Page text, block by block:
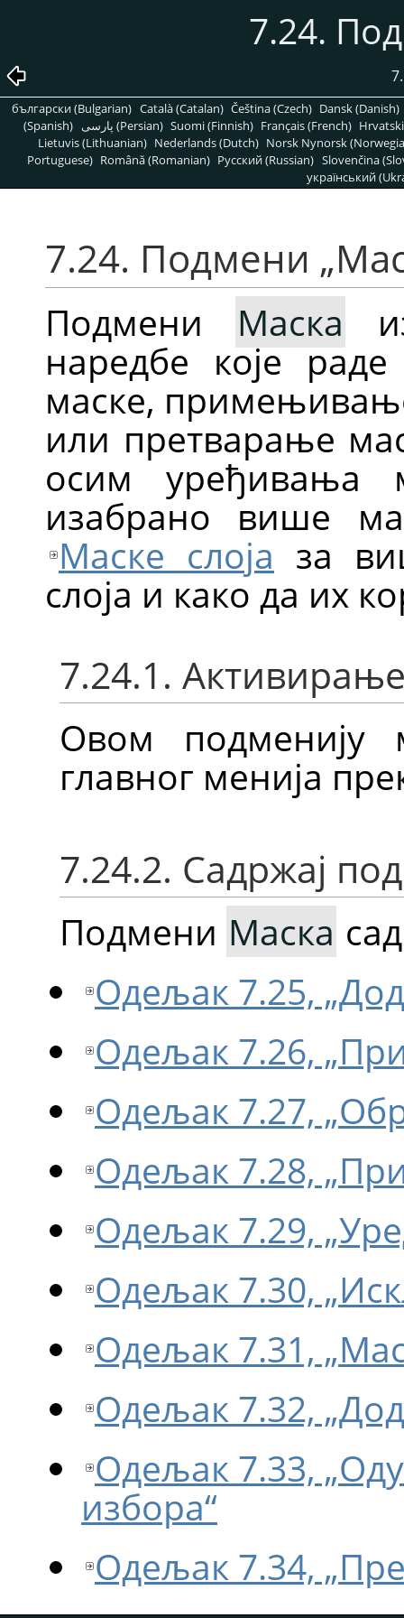
7.24.
български (Bulgarian) Català (Catalan) Čeština (Czech) Dansk (Danish)
(Spanish)
پارسی (Persian) Suomi (Finnish) Français (French)
Lietuvis (Lithuanian) Nederlands (Dutch) Norsk Nynorsk
Portuguese) Română (Romanian) Pусский (Russian) Slovenčina
український
7.24. Подмени
Подмени Маска
наредбе које
маске,
или претварање
осим уређивања
изабрано више
Маске слоја за
слоја и како да их
7.24.1.
Овом подменију
главног менија
7.24.2. Садржај
Подмени Маска
Одељак 7.25,
Одељак 7.26,
Одељак 7.27,
Одељак 7.28,
Одељак 7.29,
Одељак 7.30,
Одељак 7.31,
Одељак 7.32,
Одељак 7.33,
избора“
Одељак 7.34,